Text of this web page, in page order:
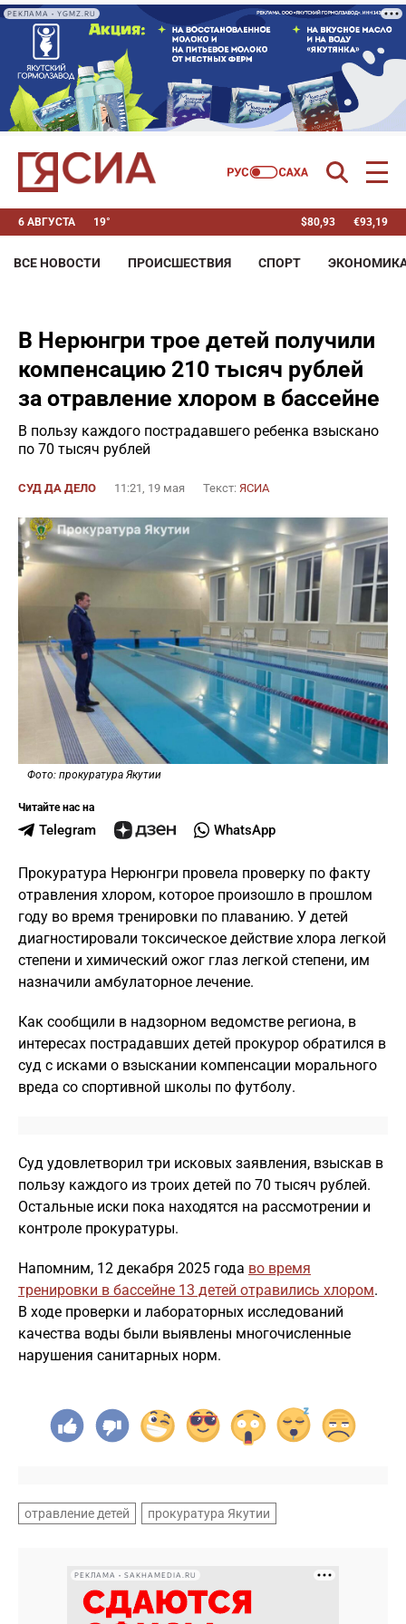
РЕКЛАМА • YGMZ.RU
6 АВГУСТА 19° $80,93 €93,19
ВСЕ НОВОСТИ ПРОИСШЕСТВИЯ СПОРТ
В Нерюнгри трое детей получили
компенсацию 210 тысяч рублей
за отравление хлором в бассейне
В пользу каждого пострадавшего ребенка взыскано
по 70 тысяч рублей
СУД ДА ДЕЛО 11:21, 19 мая Текст: ЯСИА
Фото: прокуратура Якутии
Читайте нас на
Telegram WhatsApp
Прокуратура Нерюнгри провела проверку по факту
отравления хлором, которое произошло в прошлом
году во время тренировки по плаванию. У детей
диагностировали токсическое действие хлора легкой
степени и химический ожог глаз легкой степени, им
назначили амбулаторное лечение.
Как сообщили в надзорном ведомстве региона, в
интересах пострадавших детей прокурор обратился в
суд с исками о взыскании компенсации морального
вреда со спортивной школы по футболу.
Суд удовлетворил три исковых заявления, взыскав в
пользу каждого из троих детей по 70 тысяч рублей.
Остальные иски пока находятся на рассмотрении и
контроле прокуратуры.
Напомним, 12 декабря 2025 года во время
тренировки в бассейне 13 детей отравились хлором.
В ходе проверки и лабораторных исследований
качества воды были выявлены многочисленные
нарушения санитарных норм.
отравление детей прокуратура Якутии
РЕКЛАМА • SAKHAMEDIA.RU